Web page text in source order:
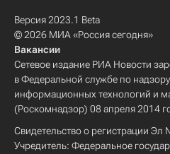
Версия 2023.1 Beta
© 2026 МИА «Россия сегодня»
Вакансии
Сетевое издание РИА Новости
в Федеральной службе по
информационных технологий и
(Роскомнадзор) 08 апреля 2014
Свидетельство о регистрации
Учредитель: Федеральное